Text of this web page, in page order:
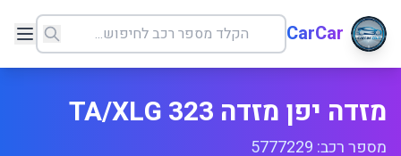
CarCar
מזדה יפן מזדה 323 TA/XLG
מספר רכב: 5777229